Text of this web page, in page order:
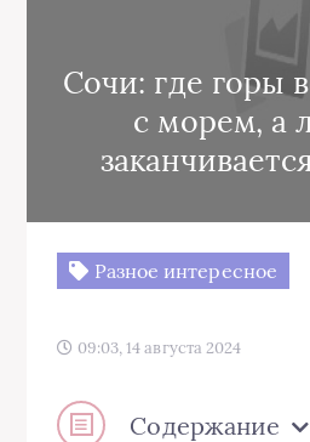
Сочи: где горы
с морем, а
Разное интересное
09:03, 14 августа 2024
Содержание